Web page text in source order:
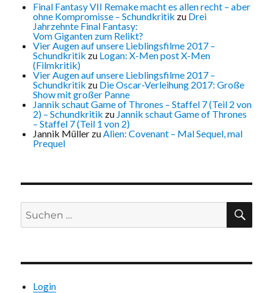
Final Fantasy VII Remake macht es allen recht – aber
ohne Kompromisse – Schundkritik zu Drei
Jahrzehnte Final Fantasy:
Vom Giganten zum Relikt?
Vier Augen auf unsere Lieblingsfilme 2017 –
Schundkritik zu Logan: X-Men post X-Men
(Filmkritik)
Vier Augen auf unsere Lieblingsfilme 2017 –
Schundkritik zu Die Oscar-Verleihung 2017: Große
Show mit großer Panne
Jannik schaut Game of Thrones – Staffel 7 (Teil 2 von
2) – Schundkritik zu Jannik schaut Game of Thrones
– Staffel 7 (Teil 1 von 2)
Jannik Müller zuAlien: Covenant – Mal Sequel, mal
Prequel
Suchen
nach:
Login